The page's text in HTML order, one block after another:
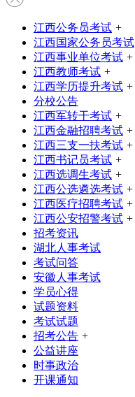
江西公务员考试 +
江西国家公务员考试
江西事业单位考试 +
江西教师考试 +
江西学历提升考试 +
分校公告
江西军转干考试 +
江西金融招聘考试 +
江西三支一扶考试 +
江西书记员考试 +
江西选调生考试 +
江西公选遴选考试 +
江西医疗招聘考试 +
江西公安招警考试 +
招考资讯
湖北人事考试
考试问答
安徽人事考试
学员心得
试题资料
考试试题
招考公告 +
公益讲座
时事政治
开课通知